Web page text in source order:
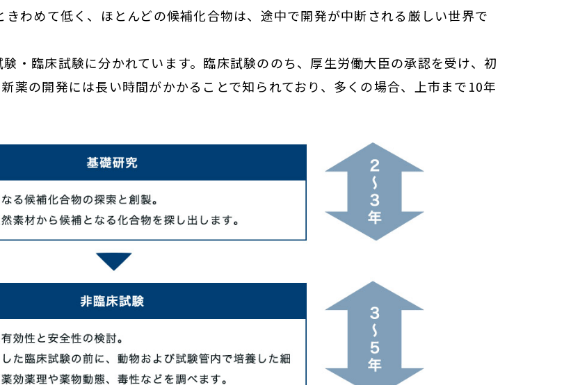
わめて低く、ほとんどの候補化合物は、途中で開発が中断される厳しい世界で
・臨床試験に分かれています。臨床試験ののち、厚生労働大臣の承認を受け、初
薬の開発には長い時間がかかることで知られており、多くの場合、上市まで10年